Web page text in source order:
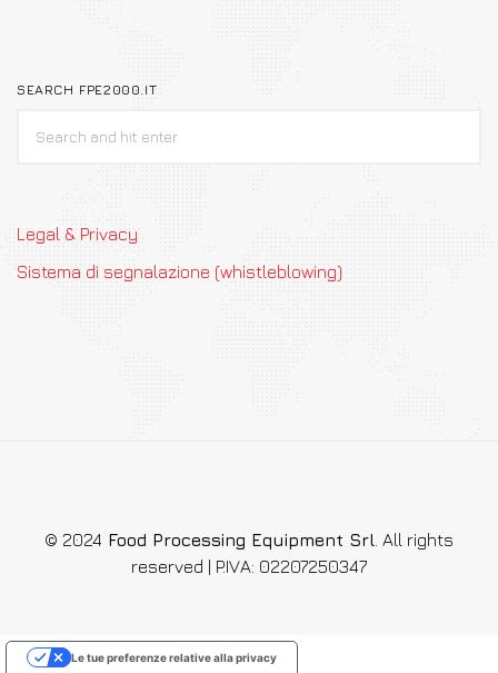
SEARCH FPE2000.IT
Legal & Privacy
Sistema di segnalazione (whistleblowing)
© 2024 Food Processing Equipment Srl . All rights
reserved | P.IVA: 02207250347
Le tue preferenze relative alla privacy